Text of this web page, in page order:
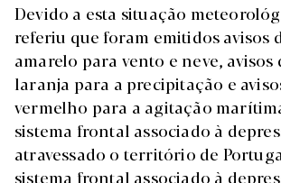
Devido a esta situação
referiu que foram emitidos avisos
amarelo para vento e neve, avisos
laranja para a precipitação e
vermelho para a agitação
sistema frontal associado à
atravessado o território de
sistema frontal associado à